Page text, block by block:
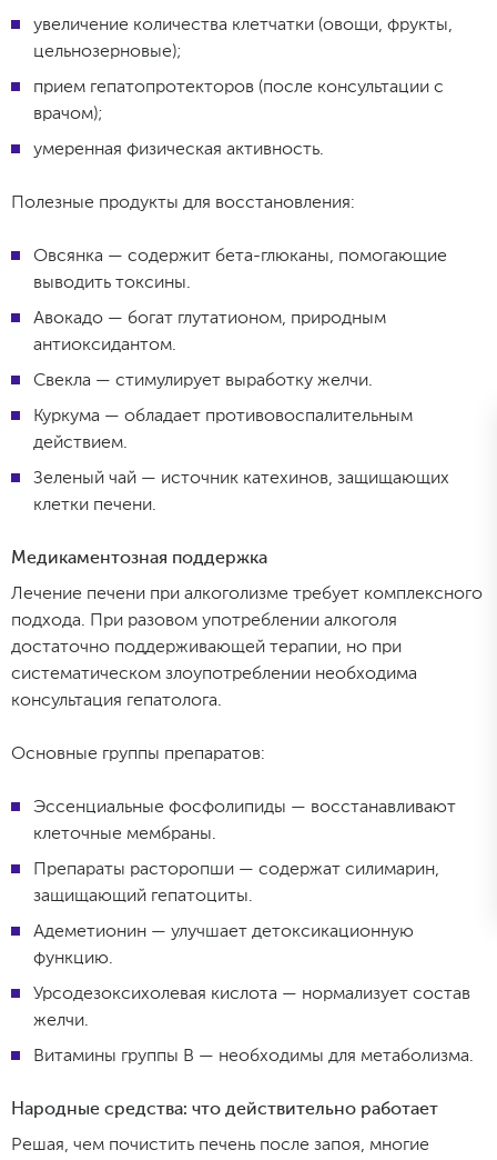
увеличение количества клетчатки (овощи, фрукты,
цельнозерновые);
прием гепатопротекторов (после консультации с
врачом);
умеренная физическая активность.
Полезные продукты для восстановления:
Овсянка — содержит бета-глюканы, помогающие
выводить токсины.
Авокадо — богат глутатионом, природным
антиоксидантом.
Свекла — стимулирует выработку желчи.
Куркума — обладает противовоспалительным
действием.
Зеленый чай — источник катехинов, защищающих
клетки печени.
Медикаментозная поддержка
Лечение печени при алкоголизме требует комплексного
подхода. При разовом употреблении алкоголя
достаточно поддерживающей терапии, но при
систематическом злоупотреблении необходима
консультация гепатолога.
Основные группы препаратов:
Эссенциальные фосфолипиды — восстанавливают
клеточные мембраны.
Препараты расторопши — содержат силимарин,
защищающий гепатоциты.
Адеметионин — улучшает детоксикационную
функцию.
Урсодезоксихолевая кислота — нормализует состав
желчи.
Витамины группы B — необходимы для метаболизма.
Народные средства: что действительно работает
Решая, чем почистить печень после запоя, многие